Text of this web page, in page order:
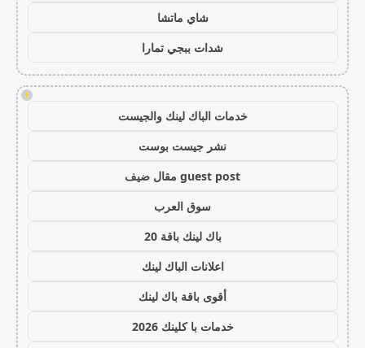
شاي ماتشا
شدات ببجي تمارا
!
خدمات الباك لينك والجيست
نشر جيست بوست
guest post مقال ضيف
سوق العرب
باك لينك باقة 20
اعلانات الباك لينك
أقوى باقة باك لينك
خدمات با كلينك 2026